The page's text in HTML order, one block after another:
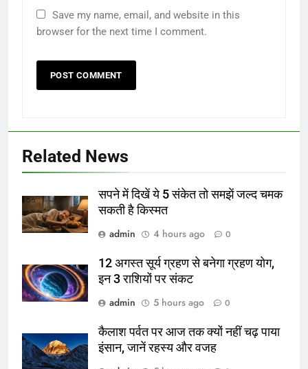
Save my name, email, and website in this
browser for the next time I comment.
Related News
सपने में दिखें ये 5 संकेत तो समझें जल्द चमक
सकती है किस्मत
admin
4 hours ago 0
12 अगस्त सूर्य ग्रहण से बनेगा ग्रहण योग,
इन 3 राशियों पर संकट
admin
5 hours ago 0
कैलाश पर्वत पर आज तक क्यों नहीं चढ़ पाया
इंसान, जानें रहस्य और वजह